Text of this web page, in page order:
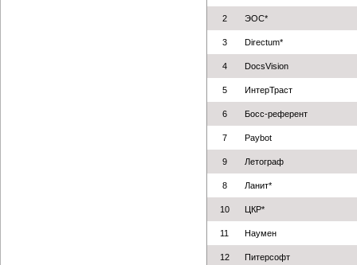
2 ЭОС*
3 Directum*
4 DocsVision
5 ИнтерТраст
6 Босс-референт
7 Paybot
9 Летограф
8 Ланит*
10 ЦКР*
11 Наумен
12 Питерсофт